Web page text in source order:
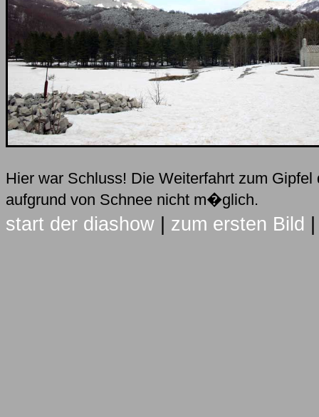
Hier war Schluss! Die Weiterfahrt zum Gipfel
aufgrund von Schnee nicht m�glich.
start der diashow zum ersten Bild